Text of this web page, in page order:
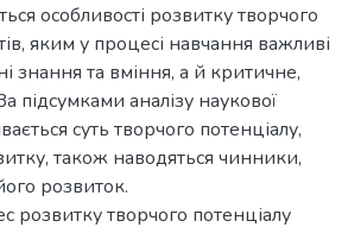
особливості розвитку творчого
яким у процесі навчання важливі
знання та вміння, а й критичне,
підсумками аналізу наукової
суть творчого потенціалу,
також наводяться чинники,
розвиток.
розвитку творчого потенціалу